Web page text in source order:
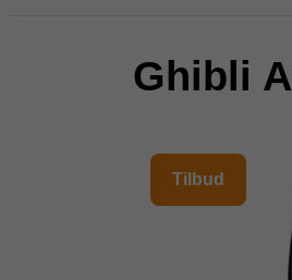
Ghibli
Tilbud